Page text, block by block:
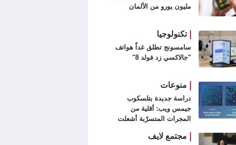
مليون يورو من الألمان
تكنولوجيا
سامسونج تطلق غداً هواتف
"جالاكسي زد فولد 8"
منوعات
دراسة جديدة بتلسكوب
جيمس ويب: أقلية من
المجرات المتسرّبة أشعلت
مجتمع لايف